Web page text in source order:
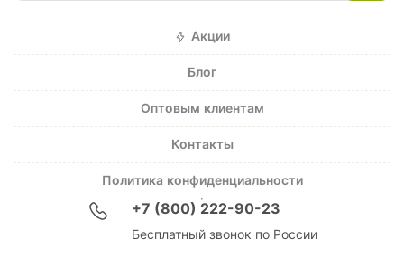
Акции
Блог
Оптовым клиентам
Контакты
Политика конфиденциальности
+7 (800) 222-90-23
Бесплатный звонок по России